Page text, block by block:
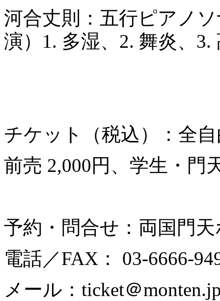
河合丈則：五行ピアノ
演）1. 多湿、2. 舞炎、
チケット（税込）：全
前売 2,000円、学生・門
予約・問合せ：両国門
電話／FAX： 03-6666-
メール：ticket＠